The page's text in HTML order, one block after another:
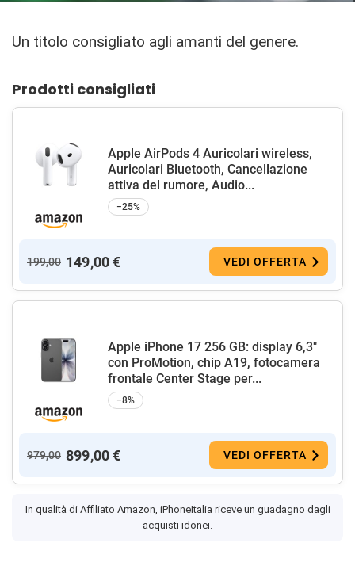
Un titolo consigliato agli amanti del genere.
Prodotti consigliati
Apple AirPods 4 Auricolari wireless,
Auricolari Bluetooth, Cancellazione
attiva del rumore, Audio...
−25%
199,00 149,00 € VEDI OFFERTA
Apple iPhone 17 256 GB: display 6,3"
con ProMotion, chip A19, fotocamera
frontale Center Stage per...
−8%
979,00 899,00 € VEDI OFFERTA
In qualità di Affiliato Amazon, iPhoneItalia riceve un guadagno dagli
acquisti idonei.